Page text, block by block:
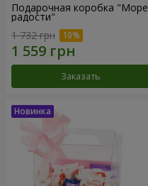
Подарочная коробка "Море
радости"
1 732 грн
Заказать